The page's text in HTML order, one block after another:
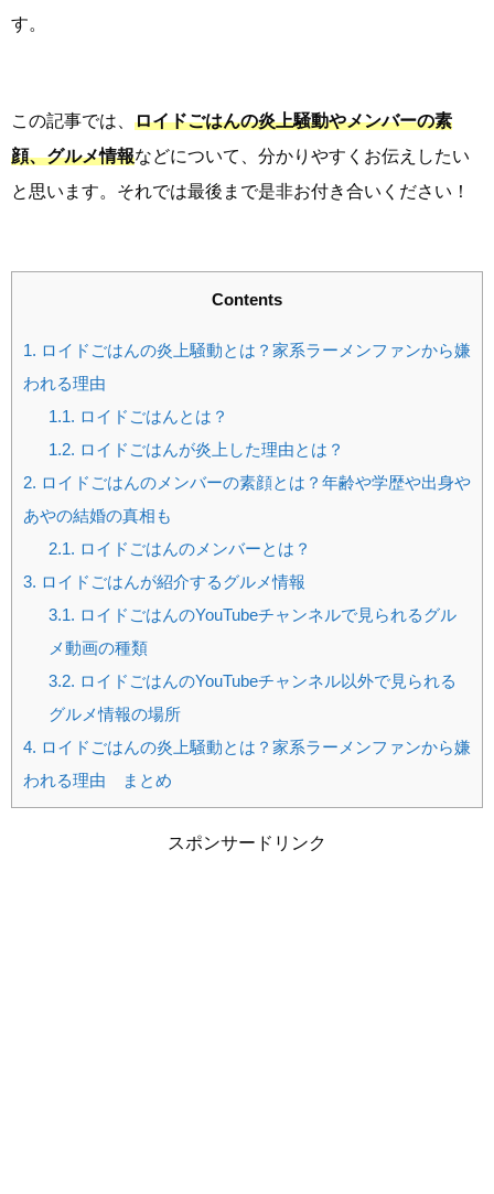
す。
この記事では、 ロイドごはんの炎上騒動やメンバーの素
顔、グルメ情報などについて、分かりやすくお伝えしたい
と思います。それでは最後まで是非お付き合いください！
Contents
1. ロイドごはんの炎上騒動とは？家系ラーメンファンから嫌
われる理由
1.1. ロイドごはんとは？
1.2. ロイドごはんが炎上した理由とは？
2. ロイドごはんのメンバーの素顔とは？年齢や学歴や出身や
あやの結婚の真相も
2.1. ロイドごはんのメンバーとは？
3. ロイドごはんが紹介するグルメ情報
3.1. ロイドごはんのYouTubeチャンネルで見られるグル
メ動画の種類
3.2. ロイドごはんのYouTubeチャンネル以外で見られる
グルメ情報の場所
4. ロイドごはんの炎上騒動とは？家系ラーメンファンから嫌
われる理由 まとめ
スポンサードリンク